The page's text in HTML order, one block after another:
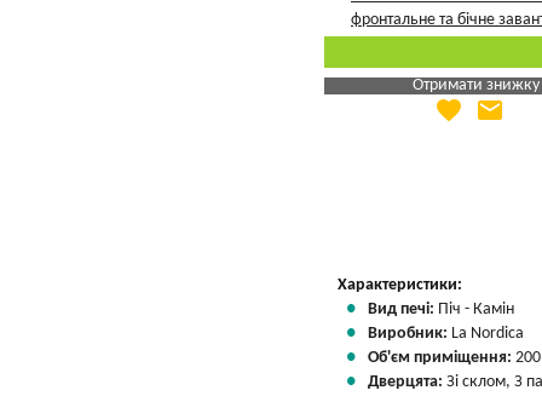
Отримати знижку
Яка Ваша ціна
favorite email
Характеристики:
Вид печі: Піч - Камін
Виробник: La Nordica
Об'єм приміщення:
Дверцята: Зі склом, З